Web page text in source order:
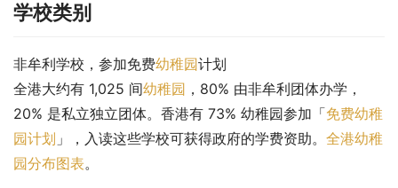
学校类别
非牟利学校，参加免费幼稚园计划
全港大约有 1,025 间幼稚园 ，80% 由非牟利团体办学，
20% 是私立独立团体。香港有 73% 幼稚园参加「免费幼稚
园计划 」，入读这些学校可获得政府的学费资助。 全港幼稚
园分布图表。